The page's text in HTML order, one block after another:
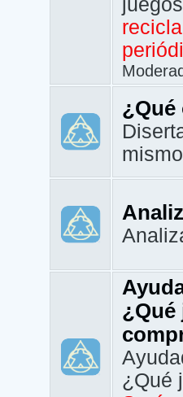
¿Qué
¿Qué
¿Qué